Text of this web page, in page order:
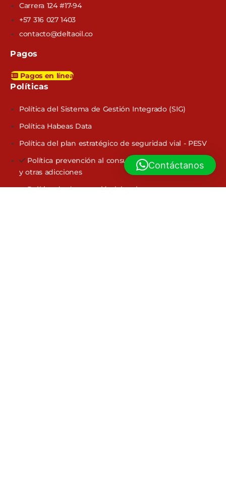
Carrera 124 #17-94
+57 316 027 1403
contacto@deltaoil.co
Pagos
Pagos en línea
Políticas​
Política del Sistema de Gestión Integrado (SIG)
Política Habeas Data
Política del plan estratégico de seguridad vial - PESV
Política prevención al consumo de alcohol - Drogas
y otras adicciones
Política de desconexión laboral
Contáctanos